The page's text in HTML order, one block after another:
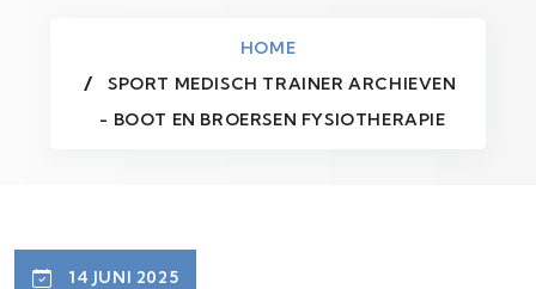
HOME
SPORT MEDISCH TRAINER ARCHIEVEN
- BOOT EN BROERSEN FYSIOTHERAPIE
14 JUNI 2025